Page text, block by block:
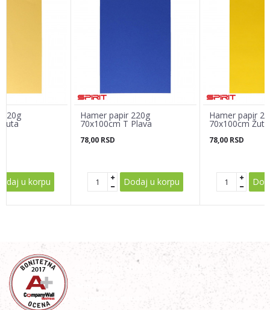
POŠALJI
u korpu
Hamer papir 220g
70x100cm T Plava
78,00 RSD
Dodaj u korpu
Hamer papir
70x100cm Žuta
78,00 RSD